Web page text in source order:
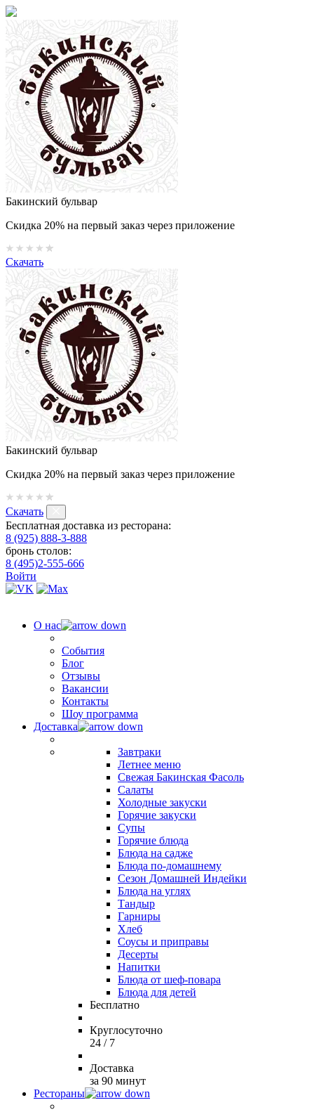
Бакинский бульвар
Скидка 20% на первый заказ через приложение
Скачать
Бакинский бульвар
Скидка 20% на первый заказ через приложение
Скачать
Бесплатная доставка из ресторана:
8 (925) 888-3-888
бронь столов:
8 (495)2-555-666
Войти
О нас
События
Блог
Отзывы
Вакансии
Контакты
Шоу программа
Доставка
Завтраки
Летнее меню
Свежая Бакинская Фасоль
Салаты
Холодные закуски
Горячие закуски
Супы
Горячие блюда
Блюда на садже
Блюда по-домашнему
Сезон Домашней Индейки
Блюда на углях
Тандыр
Гарниры
Хлеб
Соусы и приправы
Десерты
Напитки
Блюда от шеф-повара
Блюда для детей
Бесплатно
Круглосуточно
24 / 7
Доставка
за 90 минут
Рестораны